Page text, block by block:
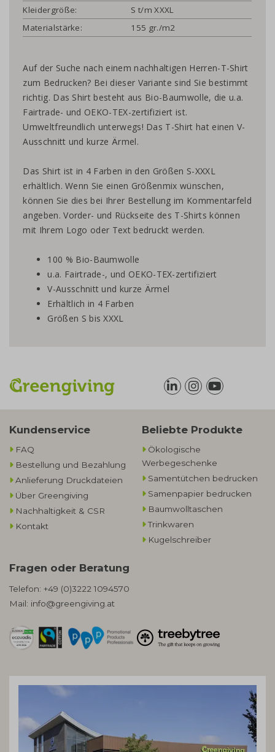
Kleidergröße:
S t/m XXXL
Materialstärke:
155 gr./m2
Auf der Suche nach einem nachhaltigen Herren-T-Shirt
zum Bedrucken? Bei dieser Variante sind Sie bestimmt
richtig. Das Shirt besteht aus Bio-Baumwolle, die u.a.
Fairtrade- und OEKO-TEX-zertifiziert ist.
Umweltfreundlich unterwegs! Das T-Shirt hat einen V-
Ausschnitt und kurze Ärmel.
Das Shirt ist in 4 Farben in den Größen S-XXXL
erhältlich. Wenn Sie einen Größenmix wünschen,
können Sie dies bei Ihrer Bestellung im Kommentarfeld
angeben. Vorder- und Rückseite des T-Shirts können
mit Ihrem Logo oder Text bedruckt werden.
100 % Bio-Baumwolle
u.a. Fairtrade-, und OEKO-TEX-zertifiziert
V-Ausschnitt und kurze Ärmel
Erhältlich in 4 Farben
Größen S bis XXXL
Kundenservice
FAQ
Bestellung und Bezahlung
Anlieferung Druckdateien
Über Greengiving
Nachhaltigkeit & CSR
Kontakt
Beliebte Produkte
Ökologische
Werbegeschenke​
Samentütchen bedrucken
Samenpapier bedrucken
Baumwolltaschen​
Trinkwaren
Kugelschreiber
Fragen oder Beratung
Telefon: +49 (0)3222 1094570
Mail: info@greengiving.at